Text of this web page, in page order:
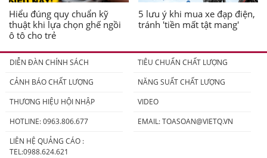
Hiểu đúng quy chuẩn kỹ
thuật khi lựa chọn ghế ngồi
ô tô cho trẻ
5 lưu ý khi mua xe đạp điện,
tránh 'tiền mất tật mang'
DIỄN ĐÀN CHÍNH SÁCH
TIÊU CHUẨN CHẤT LƯỢNG
CẢNH BÁO CHẤT LƯỢNG
NĂNG SUẤT CHẤT LƯỢNG
THƯƠNG HIỆU HỘI NHẬP
VIDEO
HOTLINE: 0963.806.677
EMAIL:TOASOAN@VIETQ.VN
LIÊN HỆ QUẢNG CÁO :
TEL:0988.624.621